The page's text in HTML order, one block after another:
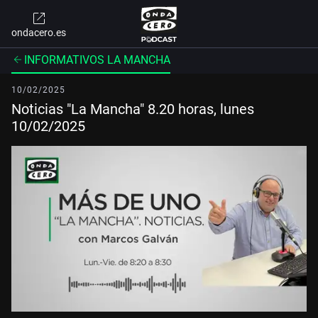
ondacero.es
INFORMATIVOS LA MANCHA
10/02/2025
Noticias "La Mancha" 8.20 horas, lunes
10/02/2025